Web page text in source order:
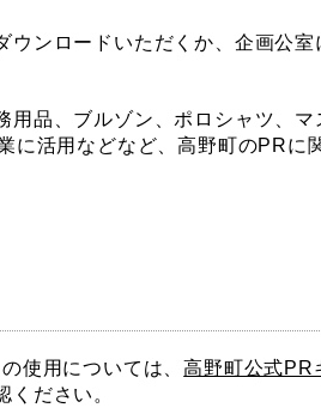
ンロードいただくか、企画公室
品、ブルゾン、ポロシャツ、
に活用などなど、高野町のPRに
使用については、高野町公式PR
ださい。